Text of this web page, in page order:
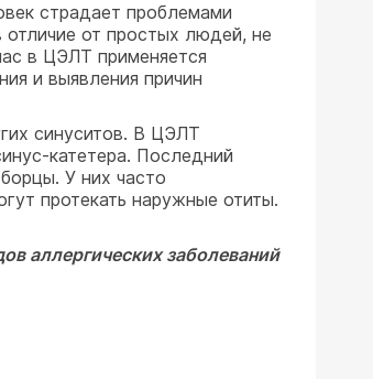
страдает проблемами
от простых людей, не
в ЦЭЛТ применяется
и выявления причин
синуситов. В ЦЭЛТ
катетера. Последний
У них часто
протекать наружные отиты.
аллергических заболеваний